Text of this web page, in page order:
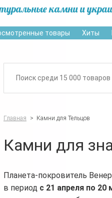
камни и
товары Хиты
Главная > Камни для Тельцов
Камни для
Планета-покровитель
в период с 21 апреля по 20